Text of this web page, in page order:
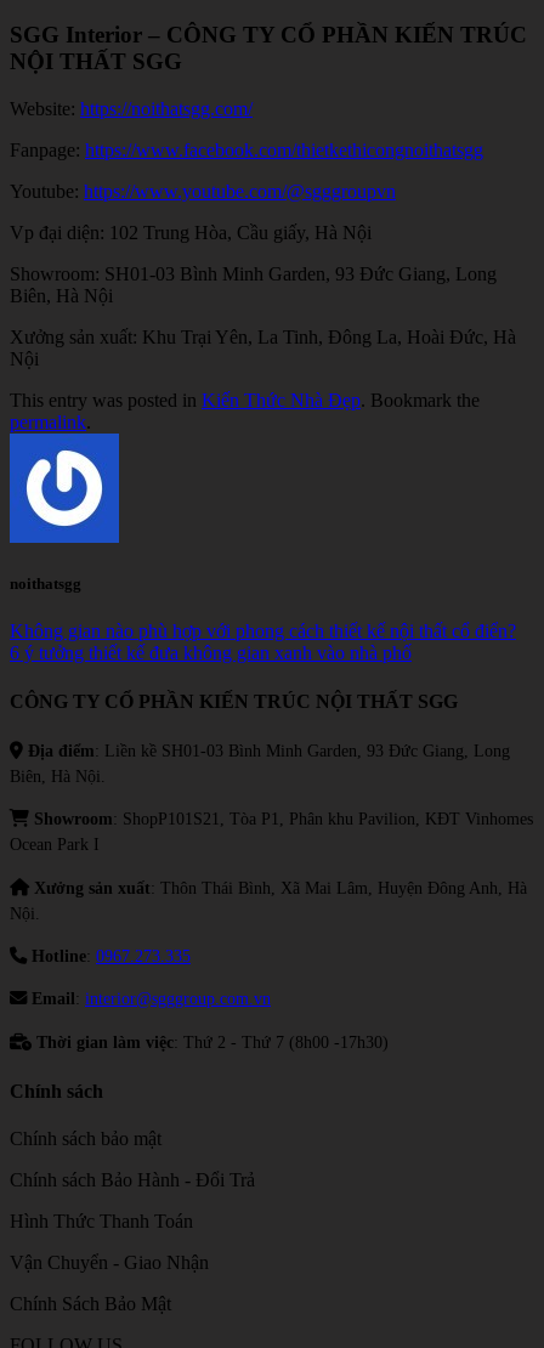
SGG Interior – CÔNG TY CỔ PHẦN KIẾN TRÚC
NỘI THẤT SGG
Website: https://noithatsgg.com/
Fanpage: https://www.facebook.com/thietkethicongnoithatsgg
Youtube: https://www.youtube.com/@sgggroupvn
Vp đại diện: 102 Trung Hòa, Cầu giấy, Hà Nội
Showroom: SH01-03 Bình Minh Garden, 93 Đức Giang, Long
Biên, Hà Nội
Xưởng sản xuất: Khu Trại Yên, La Tinh, Đông La, Hoài Đức, Hà
Nội
This entry was posted in Kiến Thức Nhà Đẹp. Bookmark the
permalink.
noithatsgg
Không gian nào phù hợp với phong cách thiết kế nội thất cổ điển?
6 ý tưởng thiết kế đưa không gian xanh vào nhà phố
CÔNG TY CỔ PHẦN KIẾN TRÚC NỘI THẤT SGG
Địa điểm: Liền kề SH01-03 Bình Minh Garden, 93 Đức Giang, Long
Biên, Hà Nội.
Showroom: ShopP101S21, Tòa P1, Phân khu Pavilion, KĐT Vinhomes
Ocean Park I
Xưởng sản xuất: Thôn Thái Bình, Xã Mai Lâm, Huyện Đông Anh, Hà
Nội.
Hotline: 0967.273.335
Email: interior@sgggroup.com.vn
Thời gian làm việc: Thứ 2 - Thứ 7 (8h00 -17h30)
Chính sách
Chính sách bảo mật
Chính sách Bảo Hành - Đổi Trả
Hình Thức Thanh Toán
Vận Chuyển - Giao Nhận
Chính Sách Bảo Mật